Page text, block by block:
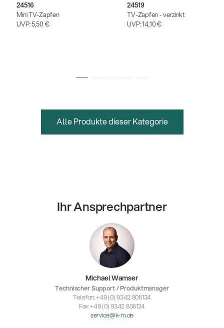
24516
Mini TV-Zapfen
UVP:5,50 €
24519
TV-Zapfen - verzinkt
UVP:14,10 €
Alle Produkte dieser Kategorie
Ihr Ansprechpartner
Michael Wamser
Technischer Support / Produktmanager
Telefon: +49 (0) 9342 806134
Fax: +49 (0) 9342 806124
service@k-m.de